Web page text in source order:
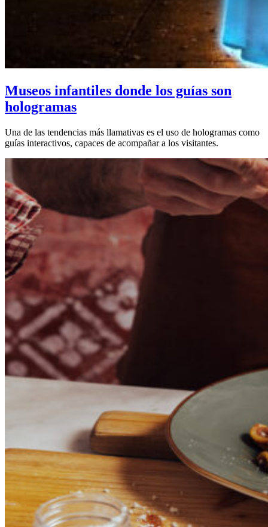
Museos infantiles donde los guías son
hologramas
Una de las tendencias más llamativas es el uso de hologramas como
guías interactivos, capaces de acompañar a los visitantes.